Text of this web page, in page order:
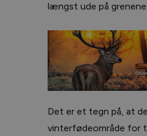
længst ude på grenene.
Det er et tegn på, at
vinterfødeområde for